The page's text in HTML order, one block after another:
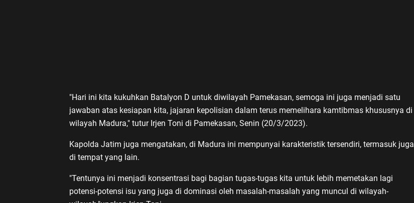
"Hari ini kita kukuhkan Batalyon D untuk diwilayah Pamekasan, semoga ini juga menjadi satu
jawaban atas kesiapan kita, jajaran kepolisian dalam terus memelihara kamtibmas khususnya di
wilayah Madura," tutur Irjen Toni di Pamekasan, Senin (20/3/2023).
Kapolda Jatim juga mengatakan, di Madura ini mempunyai karakteristik tersendiri, termasuk juga
di tempat yang lain.
"Tentunya ini menjadi konsentrasi bagi bagian tugas-tugas kita untuk lebih memetakan lagi
potensi-potensi isu yang juga di dominasi oleh masalah-masalah yang muncul di wilayah-